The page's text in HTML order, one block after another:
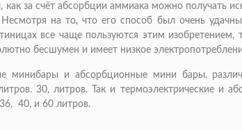
за счёт абсорбции аммиака можно получать
на то, что его способ был очень
все чаще пользуются этим изобретением,
бесшумен и имеет низкое
минибары и абсорбционные мини бары,
30, литров. Так и термоэлектрические и
40, и 60 литров.